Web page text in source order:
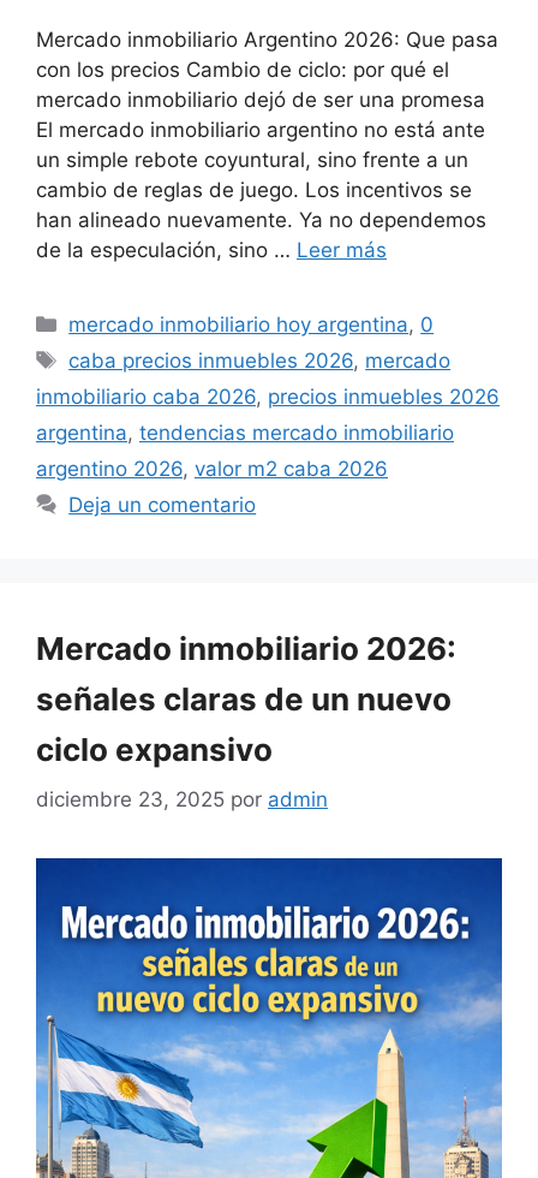
Mercado inmobiliario Argentino 2026: Que pasa
con los precios Cambio de ciclo: por qué el
mercado inmobiliario dejó de ser una promesa
El mercado inmobiliario argentino no está ante
un simple rebote coyuntural, sino frente a un
cambio de reglas de juego. Los incentivos se
han alineado nuevamente. Ya no dependemos
de la especulación, sino … Leer más
Categorías
mercado inmobiliario hoy argentina, 0
Etiquetas
caba precios inmuebles 2026, mercado
inmobiliario caba 2026, precios inmuebles 2026
argentina, tendencias mercado inmobiliario
argentino 2026, valor m2 caba 2026
Deja un comentario
Mercado inmobiliario 2026:
señales claras de un nuevo
ciclo expansivo
diciembre 23, 2025 por admin